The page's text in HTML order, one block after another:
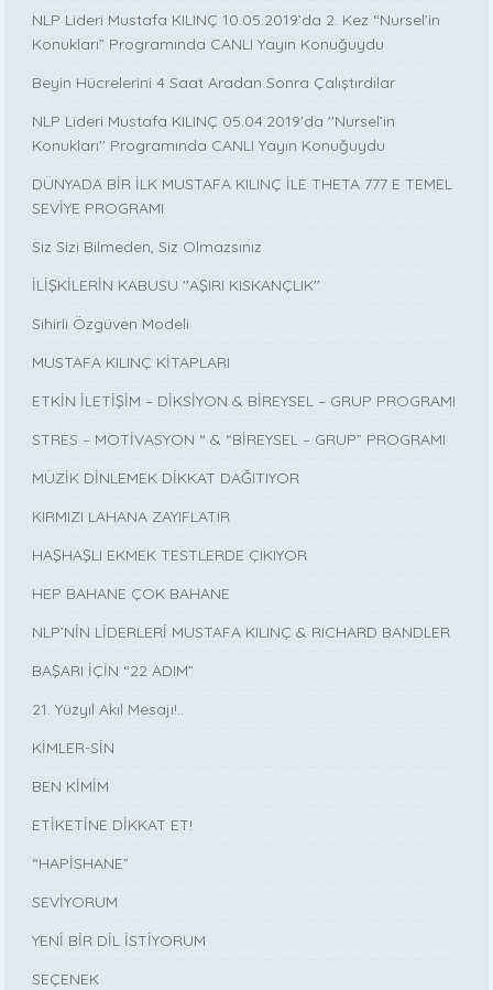
NLP Lideri Mustafa KILINÇ 10.05.2019’da 2. Kez “Nursel’in
Konukları” Programında CANLI Yayın Konuğuydu
Beyin Hücrelerini 4 Saat Aradan Sonra Çalıştırdılar
NLP Lideri Mustafa KILINÇ 05.04.2019'da ''Nursel’in
Konukları'' Programında CANLI Yayın Konuğuydu
DÜNYADA BİR İLK MUSTAFA KILINÇ İLE THETA 777 E TEMEL
SEVİYE PROGRAMI
Siz Sizi Bilmeden, Siz Olmazsınız
İLİŞKİLERİN KABUSU ''AŞIRI KISKANÇLIK''
Sihirli Özgüven Modeli
MUSTAFA KILINÇ KİTAPLARI
ETKİN İLETİŞİM – DİKSİYON & BİREYSEL – GRUP PROGRAMI
STRES – MOTİVASYON “ & “BİREYSEL – GRUP” PROGRAMI
MÜZİK DİNLEMEK DİKKAT DAĞITIYOR
KIRMIZI LAHANA ZAYIFLATIR
HAŞHAŞLI EKMEK TESTLERDE ÇIKIYOR
HEP BAHANE ÇOK BAHANE
NLP’NİN LİDERLERİ MUSTAFA KILINÇ & RICHARD BANDLER
BAŞARI İÇİN “22 ADIM”
21. Yüzyıl Akıl Mesajı!..
KİMLER-SİN
BEN KİMİM
ETİKETİNE DİKKAT ET!
“HAPİSHANE”
SEVİYORUM
YENİ BİR DİL İSTİYORUM
SEÇENEK